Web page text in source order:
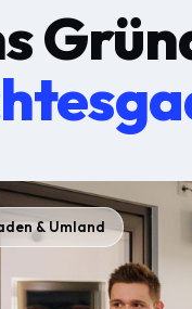
& Umland